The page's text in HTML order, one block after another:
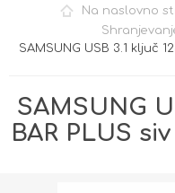
Na naslovno
SAMSUNG USB 3.1 ključ
SAMSUNG
BAR PLUS